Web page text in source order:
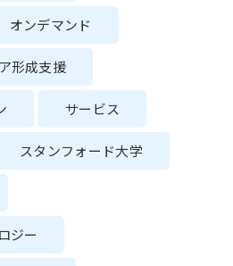
オンデマンド
形成支援
サービス
スタンフォード大学
ジー